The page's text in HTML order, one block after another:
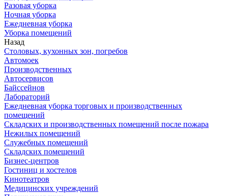
Разовая уборка
Ночная уборка
Ежедневная уборка
Уборка помещений
Назад
Столовых, кухонных зон, погребов
Автомоек
Производственных
Автосервисов
Байссейнов
Лабораторий
Ежедневная уборка торговых и производственных
помещений
Складских и производственных помещений после пожара
Нежилых помещений
Служебных помещений
Складских помещений
Бизнес-центров
Гостиниц и хостелов
Кинотеатров
Медицинских учреждений